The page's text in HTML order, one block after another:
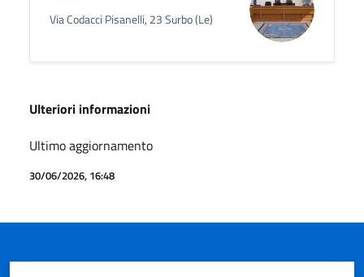
Via Codacci Pisanelli, 23 Surbo (Le)
Ulteriori informazioni
Ultimo aggiornamento
30/06/2026, 16:48